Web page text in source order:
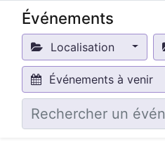
Événements
Localisation
Événements à venir